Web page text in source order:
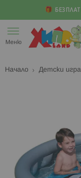
към
съдържанието
Меню
Начало Детски
изображенията